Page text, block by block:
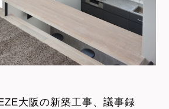
大阪の新築工事、議事録